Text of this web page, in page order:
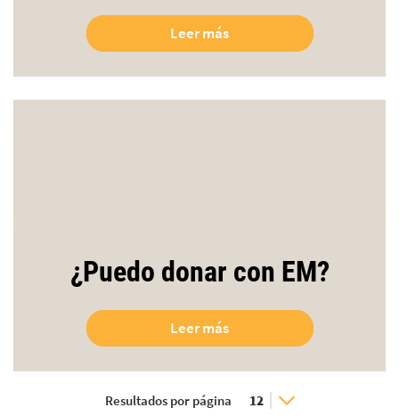
Leer más
¿Puedo donar con EM?
Leer más
Resultados por página